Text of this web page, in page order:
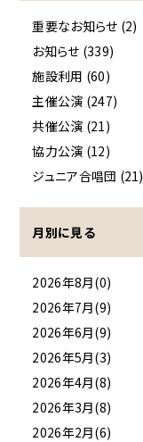
重要なお知らせ (2)
お知らせ (339)
施設利用 (60)
主催公演 (247)
共催公演 (21)
協力公演 (12)
ジュニア合唱団 (21)
月別に見る
2026年8月(0)
2026年7月(9)
2026年6月(9)
2026年5月(3)
2026年4月(8)
2026年3月(8)
2026年2月(6)